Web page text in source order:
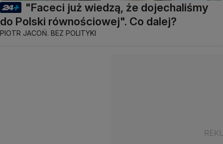
"Faceci już wiedzą, że dojechaliśmy
do Polski równościowej". Co dalej?
PIOTR JACOŃ. BEZ POLITYKI